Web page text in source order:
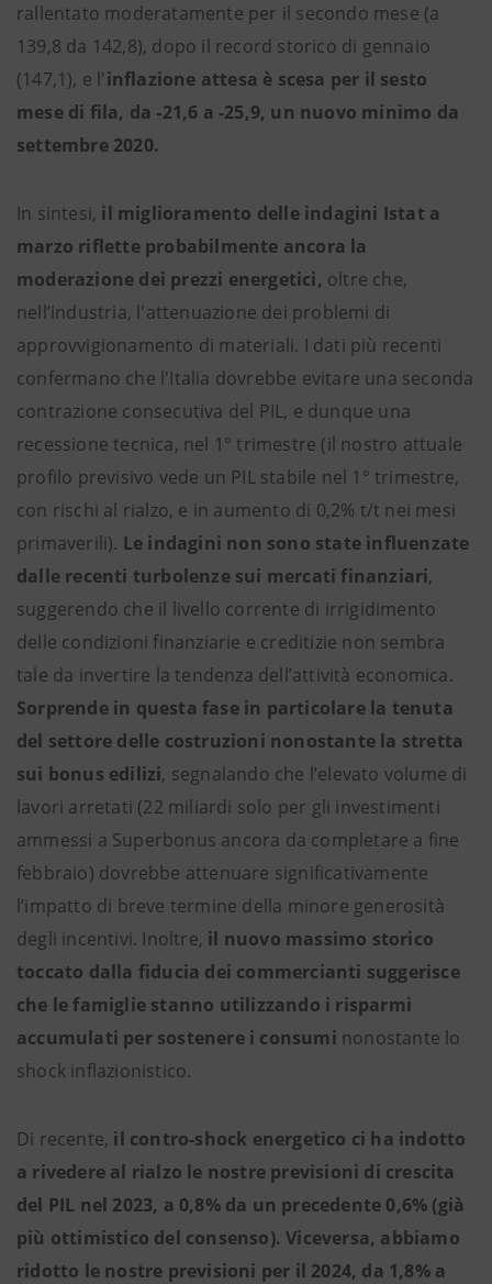
rallentato moderatamente per il secondo mese (a
139,8 da 142,8), dopo il record storico di gennaio
(147,1), e l'inflazione attesa è scesa per il sesto
mese di fila, da -21,6 a -25,9, un nuovo minimo da
settembre 2020.
In sintesi, il miglioramento delle indagini Istat a
marzo riflette probabilmente ancora la
moderazione dei prezzi energetici, oltre che,
nell’industria, l'attenuazione dei problemi di
approvvigionamento di materiali. I dati più recenti
confermano che l'Italia dovrebbe evitare una seconda
contrazione consecutiva del PIL, e dunque una
recessione tecnica, nel 1° trimestre (il nostro attuale
profilo previsivo vede un PIL stabile nel 1° trimestre,
con rischi al rialzo, e in aumento di 0,2% t/t nei mesi
primaverili). Le indagini non sono state influenzate
dalle recenti turbolenze sui mercati finanziari,
suggerendo che il livello corrente di irrigidimento
delle condizioni finanziarie e creditizie non sembra
tale da invertire la tendenza dell’attività economica.
Sorprende in questa fase in particolare la tenuta
del settore delle costruzioni nonostante la stretta
sui bonus edilizi, segnalando che l’elevato volume di
lavori arretati (22 miliardi solo per gli investimenti
ammessi a Superbonus ancora da completare a fine
febbraio) dovrebbe attenuare significativamente
l’impatto di breve termine della minore generosità
degli incentivi. Inoltre, il nuovo massimo storico
toccato dalla fiducia dei commercianti suggerisce
che le famiglie stanno utilizzando i risparmi
accumulati per sostenere i consumi nonostante lo
shock inflazionistico.
Di recente, il contro-shock energetico ci ha indotto
a rivedere al rialzo le nostre previsioni di crescita
del PIL nel 2023, a 0,8% da un precedente 0,6% (già
più ottimistico del consenso). Viceversa, abbiamo
ridotto le nostre previsioni per il 2024, da 1,8% a